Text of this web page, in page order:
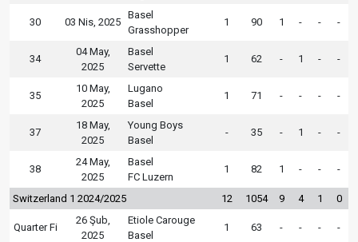
30 03 Nis, 2025
Basel
Grasshopper
1 90 1 - - -
34
04 May,
2025
Basel
Servette
1 62 - 1 - -
35
10 May,
2025
Lugano
Basel
1 71 - - - -
37
18 May,
2025
Young Boys
Basel
- 35 - 1 - -
38
24 May,
2025
Basel
FC Luzern
1 82 1 - - -
Switzerland 1 2024/2025 12 1054 9 4 1 0
Quarter Fi
26 Şub,
2025
Etiole Carouge
Basel
1 63 - - - -